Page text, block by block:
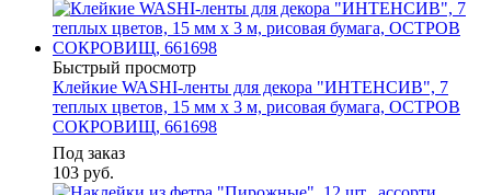
Быстрый просмотр
Клейкие WASHI-ленты для декора "ИНТЕНСИВ", 7
теплых цветов, 15 мм х 3 м, рисовая бумага, ОСТРОВ
СОКРОВИЩ, 661698
Под заказ
103 руб.